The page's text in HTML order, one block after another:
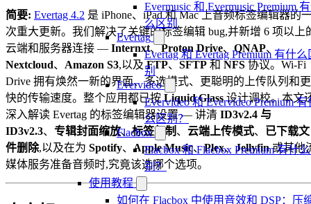
Evermusic 和 Evermusic Premium
么区别
Evertag
Evertag 和 Evertag Premium 有什么
别
Evervideo
Evervideo 和 Evervideo Premium 有
么区别？
Flacbox
Flacbox 和 Flacbox Premium 有什
别？
使用教程
如何在 Flacbox 中使用音效和 DSP：压
简要: Evertag 4.2 是 iPhone、iPad 和 Mac 上音频标签编辑器的
次重大更新。我们解决了关键的标签编辑 bug,并新增 6 项以上
云端和服务器连接 — Internxt、Proton Drive、QNAP、
Nextcloud、 Amazon S3,以及FTP、 SFTP 和 NFS 协议。Wi-Fi
Drive 拥有焕然一新的界面、多选模式、更聪明的上传队列和更
快的传输速度。整个应用都已按Liquid Glass设计调校。本文
深入解读 Evertag 的标签编辑器设置 — 讲清 ID3v2.4 与
ID3v2.3、 专辑封面缩放、标签复制 、 云端上传模式、 已下载文
件删除,以及在为 Spotify、 Apple Music、Plex、Jellyfin或其他
媒体服务准备音频时,究竟该选哪个选项。